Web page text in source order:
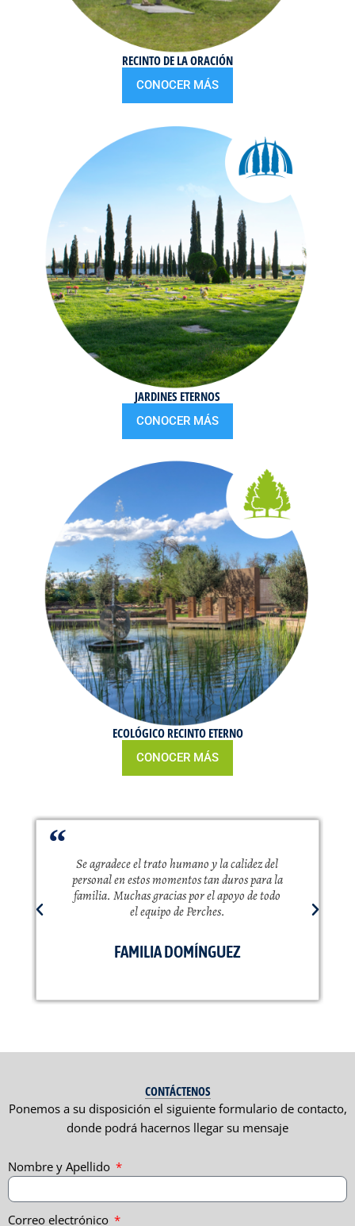
RECINTO DE LA ORACIÓN
CONOCER MÁS
JARDINES ETERNOS
CONOCER MÁS
ECOLÓGICO RECINTO ETERNO
CONOCER MÁS
Se agradece el trato humano y la calidez del
personal en estos momentos tan duros para la
familia. Muchas gracias por el apoyo de todo
el equipo de Perches.
FAMILIA DOMÍNGUEZ
CONTÁCTENOS
Ponemos a su disposición el siguiente formulario de contacto,
donde podrá hacernos llegar su mensaje
Nombre y Apellido
Correo electrónico